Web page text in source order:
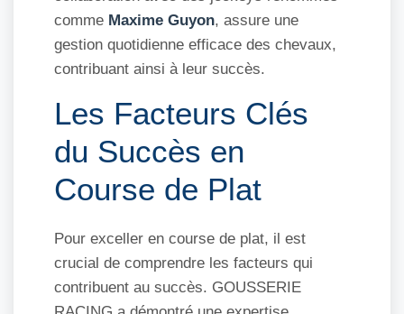
comme Maxime Guyon, assure une
gestion quotidienne efficace des chevaux,
contribuant ainsi à leur succès.
Les Facteurs Clés
du Succès en
Course de Plat
Pour exceller en course de plat, il est
crucial de comprendre les facteurs qui
contribuent au succès. GOUSSERIE